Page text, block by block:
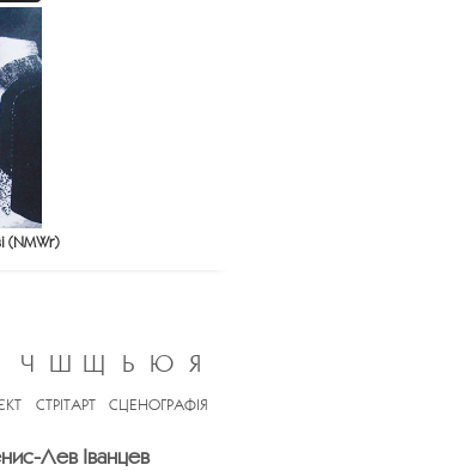
(NMWr)
Ч Ш Щ Ь Ю Я
СТРІТАРТ СЦЕНОГРАФІЯ
Лев Іванцев